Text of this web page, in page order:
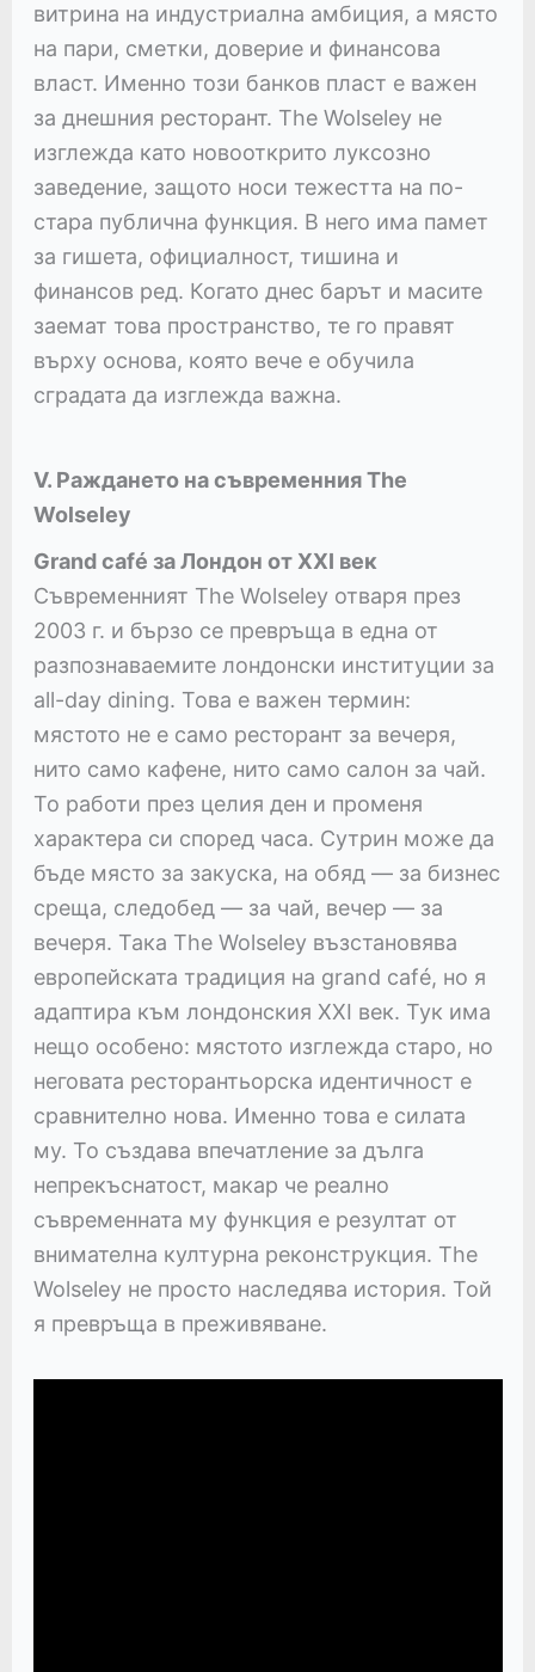
витрина на индустриална амбиция, а място
на пари, сметки, доверие и финансова
власт. Именно този банков пласт е важен
за днешния ресторант. The Wolseley не
изглежда като новооткрито луксозно
заведение, защото носи тежестта на по-
стара публична функция. В него има памет
за гишета, официалност, тишина и
финансов ред. Когато днес барът и масите
заемат това пространство, те го правят
върху основа, която вече е обучила
сградата да изглежда важна.
V. Раждането на съвременния The
Wolseley
Grand café за Лондон от XXI век
Съвременният The Wolseley отваря през
2003 г. и бързо се превръща в една от
разпознаваемите лондонски институции за
all-day dining. Това е важен термин:
мястото не е само ресторант за вечеря,
нито само кафене, нито само салон за чай.
То работи през целия ден и променя
характера си според часа. Сутрин може да
бъде място за закуска, на обяд — за бизнес
среща, следобед — за чай, вечер — за
вечеря. Така The Wolseley възстановява
европейската традиция на grand café, но я
адаптира към лондонския XXI век. Тук има
нещо особено: мястото изглежда старо, но
неговата ресторантьорска идентичност е
сравнително нова. Именно това е силата
му. То създава впечатление за дълга
непрекъснатост, макар че реално
съвременната му функция е резултат от
внимателна културна реконструкция. The
Wolseley не просто наследява история. Той
я превръща в преживяване.